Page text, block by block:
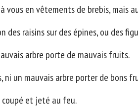
en vêtements de brebis, mais
raisins sur des épines, ou des
arbre porte de mauvais fruits.
un mauvais arbre porter de bons
et jeté au feu.